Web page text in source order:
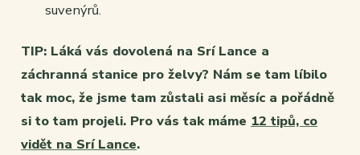
suvenýrů.
TIP: Láká vás dovolená na Srí Lance a
záchranná stanice pro želvy? Nám se tam líbilo
tak moc, že jsme tam zůstali asi měsíc a pořádně
si to tam projeli. Pro vás tak máme 12 tipů, co
vidět na Srí Lance.